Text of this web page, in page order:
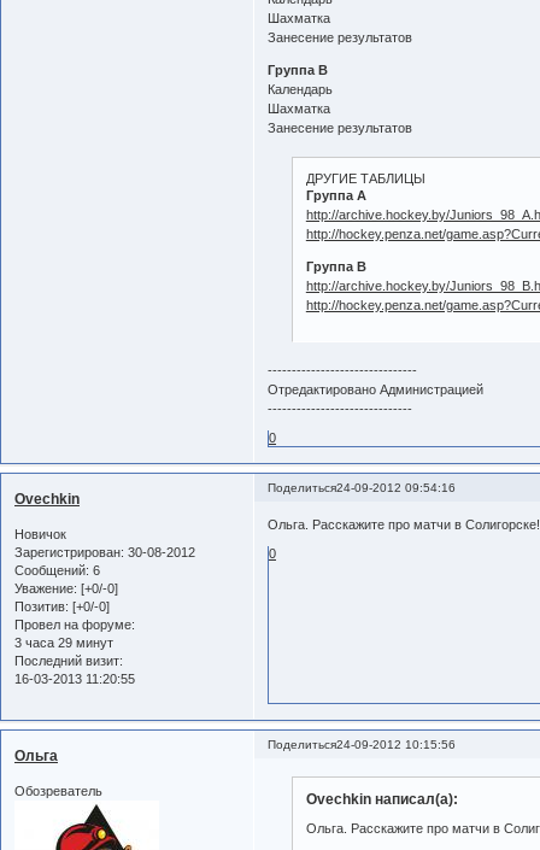
Шахматка
Занесение результатов
Группа B
Календарь
Шахматка
Занесение результатов
ДРУГИЕ ТАБЛИЦЫ
Группа А
http://archive.hockey.by/
http://hockey.penza.net/
Группа B
http://archive.hockey.by/
http://hockey.penza.net/
-------------------------------
Отредактировано Администрацией
------------------------------
0
Поделиться24-09-2012 09:54:16
Ovechkin
Новичок
Зарегистрирован: 30-08-2012
Сообщений: 6
Уважение: [+0/-0]
Позитив: [+0/-0]
Провел на форуме:
3 часа 29 минут
Последний визит:
16-03-2013 11:20:55
Ольга. Расскажите про матчи в
0
Поделиться24-09-2012 10:15:56
Ольга
Обозреватель Ovechkin написал(а):
Ольга. Расскажите про матчи в